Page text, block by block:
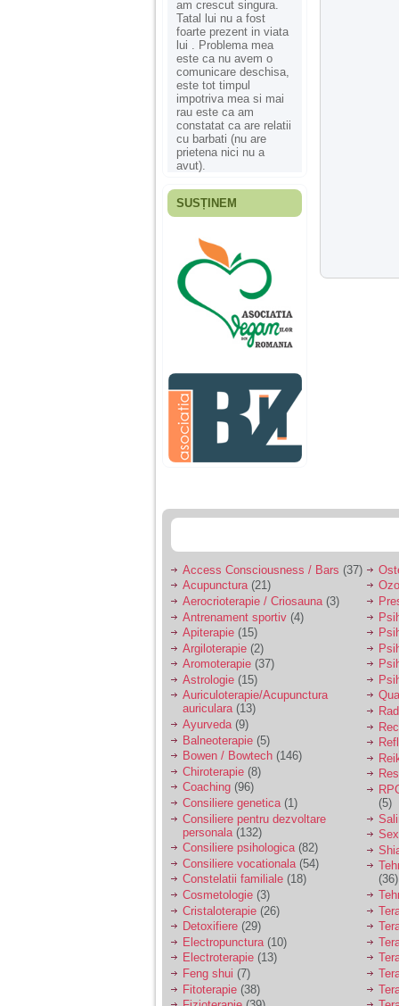
am crescut singura.
Tatal lui nu a fost
foarte prezent in viata
lui . Problema mea
este ca nu avem o
comunicare deschisa,
este tot timpul
impotriva mea si mai
rau este ca am
constatat ca are relatii
cu barbati (nu are
prietena nici nu a
avut).
Fiica mea s-a nascut
ani, privind in urma
realizez cat de multe
greseli am facut in
educatia si cresterea
ei, am fost o mama
egoista, preocupata
de implinirea
profesionala, cand ea
era mica am neglijat-
agresiva, orice
greseala era taxata cu
o palma sau pedepse.
De 4 ani am o relatie
serioasa cu un barbat
sa se manifeste o
Ma aflu aici pentru ca
vreau sa stiu daca am
nevoie de un psiholog
sau psihiatru.
Sunt casatorita, am
31 de ani si un copil in
varsta de 2 ani care
mi-e lumina ochilor.
De ceva timp simt ca
mi s-a adunat
oboseala, o oboseala
cronica de care nu pot
scapa si simt ca din
cauza ei nu pot
controla nervii si
cateodata are copilul
de suferit.
Am o bariera peste
care nu pot trece:
prietena mea a ramas
insarcinata cu o fata.
Am fost de comun
acord sa facem un
copil, cu gandul ca e
baiat.
SUSȚINEM
Access Consciousness / Bars (37)
Acupunctura(21)
Aerocrioterapie / Criosauna (3)
Antrenament sportiv (4)
Apiterapie (15)
Argiloterapie (2)
Aromoterapie (37)
Astrologie (15)
Auriculoterapie/Acupunctura
auriculara(13)
Ayurveda(9)
Balneoterapie (5)
Bowen / Bowtech (146)
Chiroterapie (8)
Coaching (96)
Consiliere genetica(1)
Consiliere pentru dezvoltare
personala (132)
Consiliere psihologica(82)
Consiliere vocationala (54)
Constelatii familiale (18)
Cosmetologie (3)
Cristaloterapie (26)
Detoxifiere (29)
Electropunctura (10)
Electroterapie (13)
Feng shui (7)
Fitoterapie (38)
(5)
(36)